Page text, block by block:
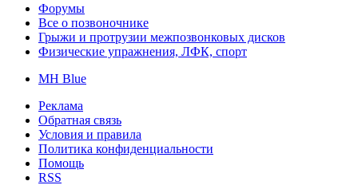
Форумы
Все о позвоночнике
Грыжи и протрузии межпозвонковых дисков
Физические упражнения, ЛФК, спорт
MH Blue
Реклама
Обратная связь
Условия и правила
Политика конфиденциальности
Помощь
RSS